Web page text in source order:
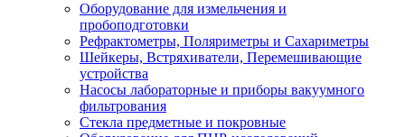
Оборудование для измельчения и
пробоподготовки
Рефрактометры, Поляриметры и Сахариметры
Шейкеры, Встряхиватели, Перемешивающие
устройства
Насосы лабораторные и приборы вакуумного
фильтрования
Стекла предметные и покровные